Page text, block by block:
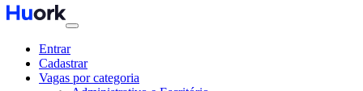
Entrar
Cadastrar
Vagas por categoria